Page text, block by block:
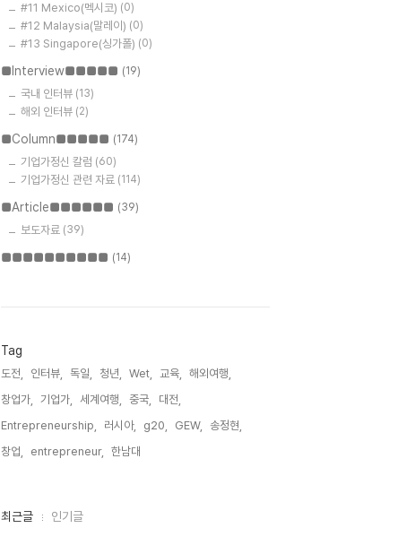
#11 Mexico(멕시코) (0)
#12 Malaysia(말레이) (0)
#13 Singapore(싱가폴) (0)
■Interview■■■■■ (19)
국내 인터뷰 (13)
해외 인터뷰 (2)
■Column■■■■■ (174)
기업가정신 칼럼 (60)
기업가정신 관련 자료 (114)
■Article■■■■■■ (39)
보도자료 (39)
■■■■■■■■■■ (14)
Tag
도전, 인터뷰, 독일, 청년, Wet, 교육,
해외여행,
창업가,
기업가, 세계여행, 중국,
대전,
Entrepreneurship,
러시아, g20, GEW,
송정현,
창업,
entrepreneur, 한남대,
최
최근글 인기글